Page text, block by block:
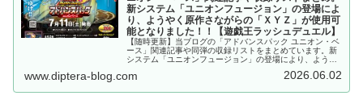
新システム「ユニオンフュージョン」の登場によ
り、ようやく原作さながらの「ＸＹＺ」が使用可
能となりました！！【遊戯王ラッシュデュエル】
【随時更新】当ブログの「アドバンスパック ユニオン・ベ
ース」関連記事や同弾の収録リストをまとめています。新
システム「ユニオンフュージョン」の登場により、ようや
【遊戯王ラッシュデュエル】
www.diptera-blog.com 2026.06.02